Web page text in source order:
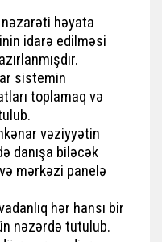
həyata
idarə edilməsi
sistemin
toplamaq və
vəziyyətin
danışa biləcək
mərkəzi panelə
hər hansı bir
nəzərdə tutulub.